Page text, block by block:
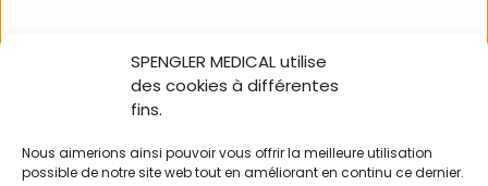
SPENGLER MEDICAL utilise
des cookies à différentes
fins.
Nous aimerions ainsi pouvoir vous offrir la meilleure utilisation
possible de notre site web tout en améliorant en continu ce dernier.
NOUS SUIVRE